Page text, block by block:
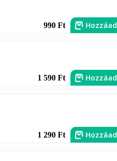
990 Ft Hozzáad
1 590 Ft Hozzáad
1 290 Ft Hozzáad